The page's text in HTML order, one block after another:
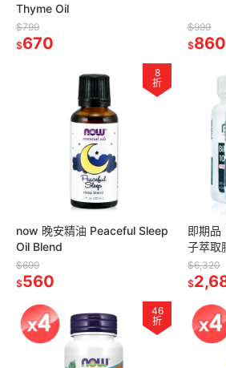
Thyme Oil
$799
$670
$999
$860
8
折
now 晚安精油 Peaceful Sleep
Oil Blend
$699
$560
即期品
子萃取
2027/
$6,320
$
46
折